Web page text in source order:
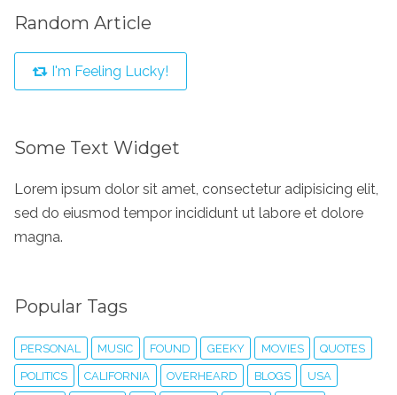
Random Article
I'm Feeling Lucky!
Some Text Widget
Lorem ipsum dolor sit amet, consectetur adipisicing elit,
sed do eiusmod tempor incididunt ut labore et dolore
magna.
Popular Tags
PERSONAL MUSIC FOUND GEEKY MOVIES QUOTES
POLITICS CALIFORNIA OVERHEARD BLOGS USA